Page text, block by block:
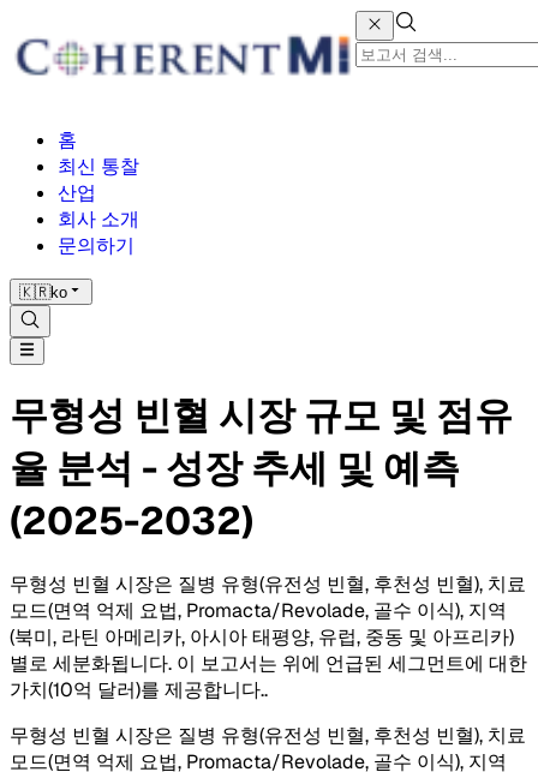
홈
최신 통찰
산업
회사 소개
문의하기
🇰🇷ko
무형성 빈혈 시장 규모 및 점유
율 분석 - 성장 추세 및 예측
(2025-2032)
무형성 빈혈 시장은 질병 유형(유전성 빈혈, 후천성 빈혈), 치료
모드(면역 억제 요법, Promacta/Revolade, 골수 이식), 지역
(북미, 라틴 아메리카, 아시아 태평양, 유럽, 중동 및 아프리카)
별로 세분화됩니다. 이 보고서는 위에 언급된 세그먼트에 대한
가치(10억 달러)를 제공합니다..
무형성 빈혈 시장은 질병 유형(유전성 빈혈, 후천성 빈혈), 치료
모드(면역 억제 요법, Promacta/Revolade, 골수 이식), 지역